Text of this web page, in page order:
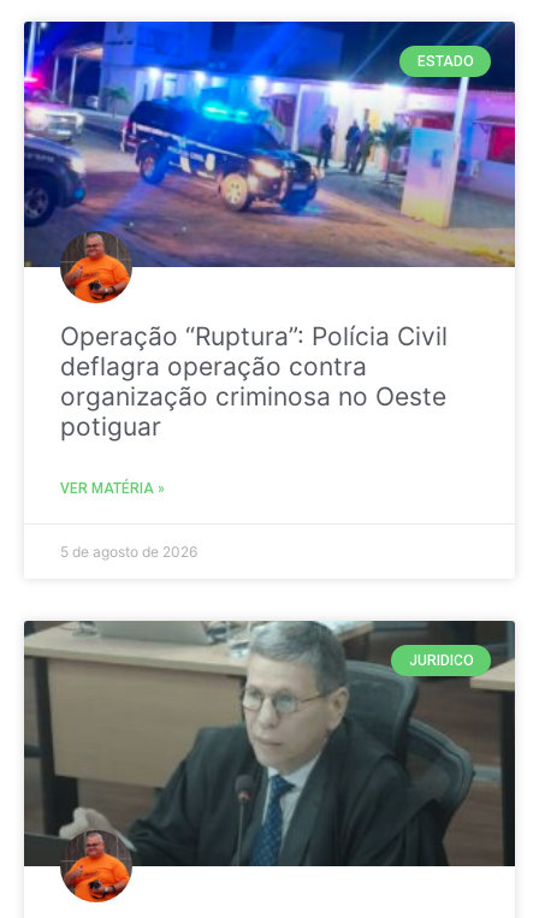
ESTADO
Operação “Ruptura”: Polícia Civil
deflagra operação contra
organização criminosa no Oeste
potiguar
VER MATÉRIA »
5 de agosto de 2026
JURIDICO